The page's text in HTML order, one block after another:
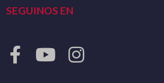
SEGUINOS EN